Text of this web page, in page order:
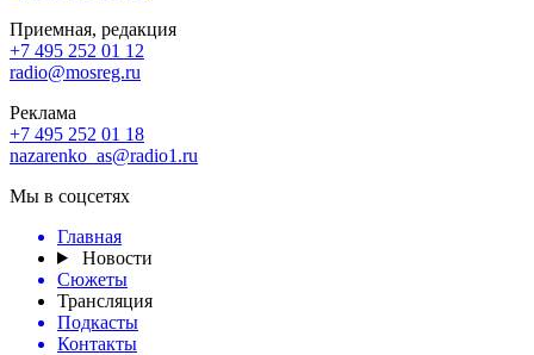
Приемная, редакция
+7 495 252 01 12
radio@mosreg.ru
Реклама
+7 495 252 01 18
nazarenko_as@radio1.ru
Мы в соцсетях
Главная
Новости
Сюжеты
Трансляция
Подкасты
Контакты